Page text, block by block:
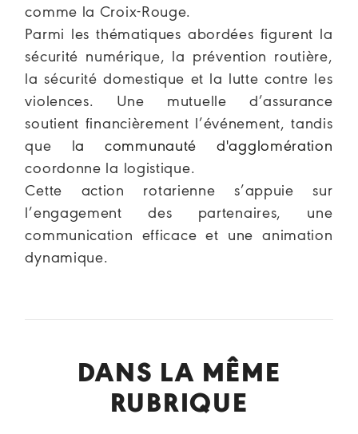
comme la Croix-Rouge.
Parmi les thématiques abordées figurent la
sécurité numérique, la prévention routière,
la sécurité domestique et la lutte contre les
violences. Une mutuelle d’assurance
soutient financièrement l’événement, tandis
que la communauté d'agglomération
coordonne la logistique.
Cette action rotarienne s’appuie sur
l’engagement des partenaires, une
communication efficace et une animation
dynamique.
DANS LA MÊME
RUBRIQUE